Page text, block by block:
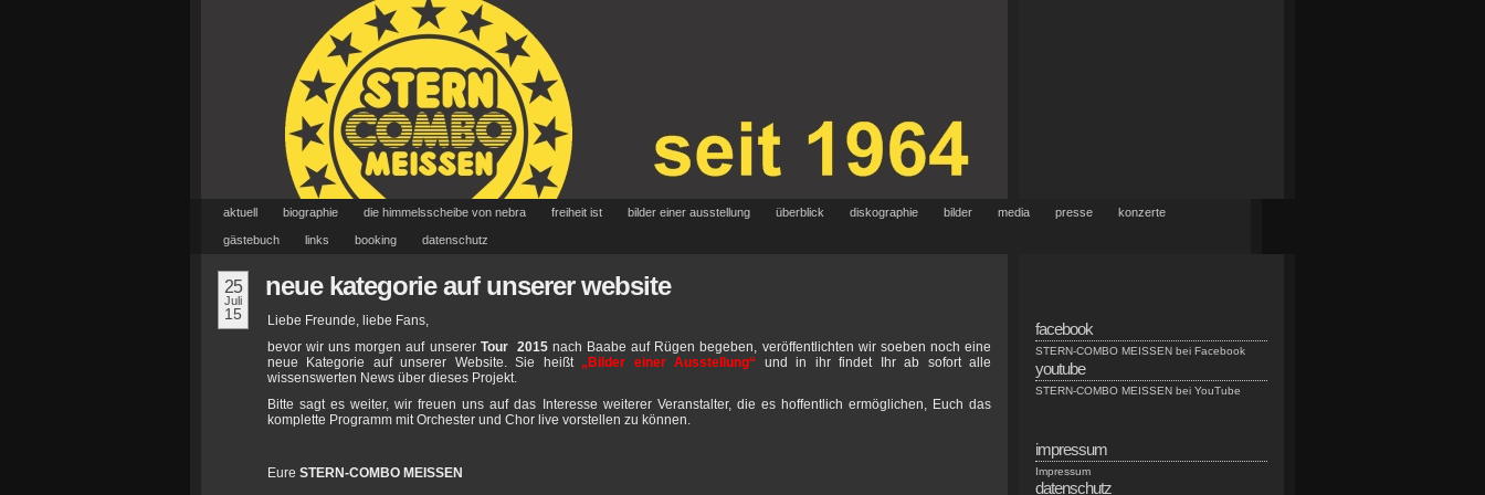
aktuell biographie die himmelsscheibe von nebra freiheit ist bilder einer ausstellung überblick diskographie bilder media presse konzerte
gästebuch links booking datenschutz
25
Juli
15
neue kategorie auf unserer website
Liebe Freunde, liebe Fans,
bevor wir uns morgen auf unserer Tour 2015nach Baabe auf Rügen begeben, veröffentlichten wir soeben noch eine
neue Kategorie auf unserer Website. Sie heißt „Bilder einer Ausstellung“ und in ihr findet Ihr ab sofort alle
wissenswerten News über dieses Projekt.
Bitte sagt es weiter, wir freuen uns auf das Interesse weiterer Veranstalter, die es hoffentlich ermöglichen, Euch das
komplette Programm mit Orchester und Chor live vorstellen zu können.
Eure STERN-COMBO MEISSEN
facebook
STERN-COMBO MEISSEN bei Facebook
youtube
STERN-COMBO MEISSEN bei YouTube
impressum
Impressum
datenschutz